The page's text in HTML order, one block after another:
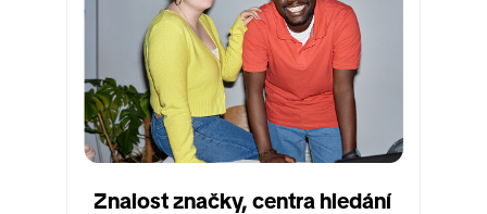
Znalost značky, centra hledání